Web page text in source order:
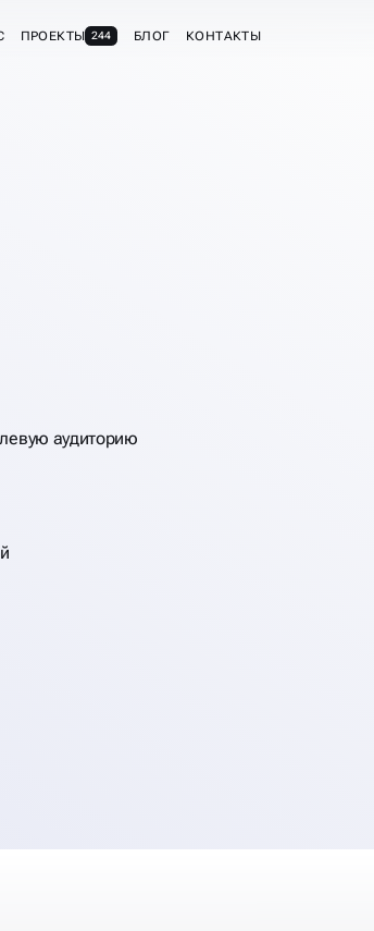
ПРОЕКТЫ 244 БЛОГ КОНТАКТЫ
аудиторию